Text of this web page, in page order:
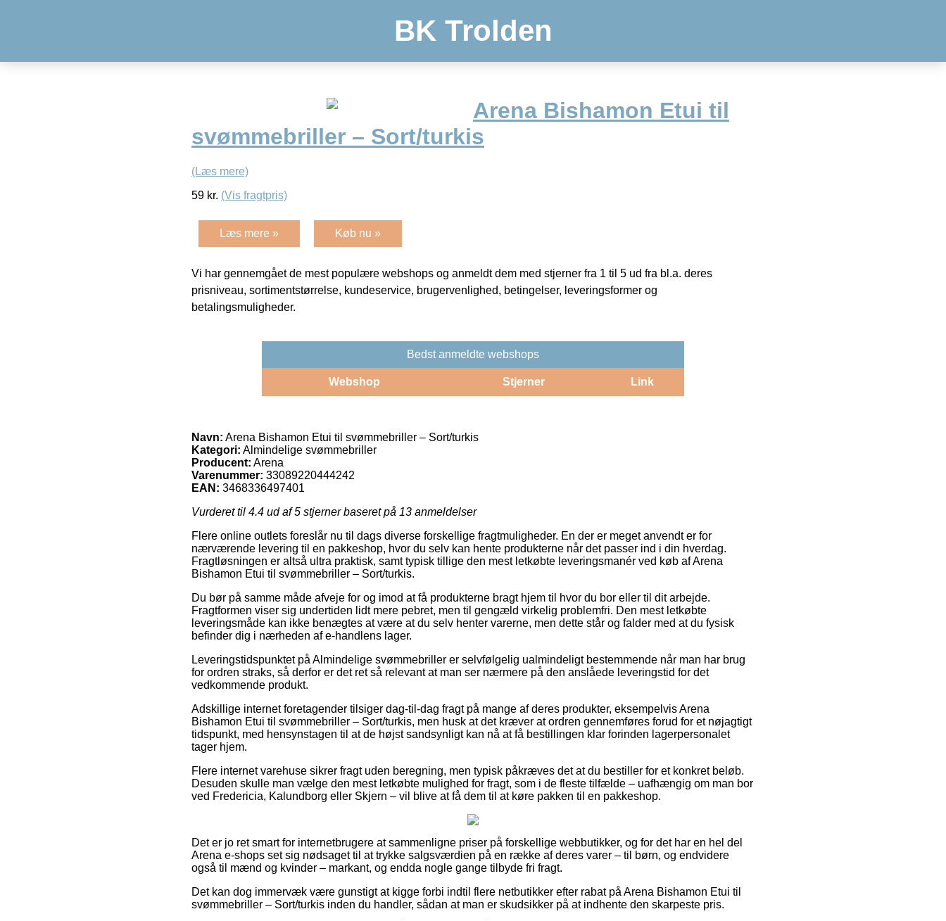
BK Trolden
Arena Bishamon Etui til
svømmebriller – Sort/turkis
(Læs mere)
59 kr. (Vis fragtpris)
Læs mere » Køb nu »
Vi har gennemgået de mest populære webshops og anmeldt dem med stjerner fra 1 til 5 ud fra bl.a. deres
prisniveau, sortimentstørrelse, kundeservice, brugervenlighed, betingelser, leveringsformer og
betalingsmuligheder.
Bedst anmeldte webshops
Webshop Stjerner Link
Navn: Arena Bishamon Etui til svømmebriller – Sort/turkis
Kategori: Almindelige svømmebriller
Producent: Arena
Varenummer: 33089220444242
EAN: 3468336497401
Vurderet til 4.4 ud af 5 stjerner baseret på 13 anmeldelser
Flere online outlets foreslår nu til dags diverse forskellige fragtmuligheder. En der er meget anvendt er for
nærværende levering til en pakkeshop, hvor du selv kan hente produkterne når det passer ind i din hverdag.
Fragtløsningen er altså ultra praktisk, samt typisk tillige den mest letkøbte leveringsmanér ved køb af Arena
Bishamon Etui til svømmebriller – Sort/turkis.
Du bør på samme måde afveje for og imod at få produkterne bragt hjem til hvor du bor eller til dit arbejde.
Fragtformen viser sig undertiden lidt mere pebret, men til gengæld virkelig problemfri. Den mest letkøbte
leveringsmåde kan ikke benægtes at være at du selv henter varerne, men dette står og falder med at du fysisk
befinder dig i nærheden af e-handlens lager.
Leveringstidspunktet på Almindelige svømmebriller er selvfølgelig ualmindeligt bestemmende når man har brug
for ordren straks, så derfor er det ret så relevant at man ser nærmere på den anslåede leveringstid for det
vedkommende produkt.
Adskillige internet foretagender tilsiger dag-til-dag fragt på mange af deres produkter, eksempelvis Arena
Bishamon Etui til svømmebriller – Sort/turkis, men husk at det kræver at ordren gennemføres forud for et nøjagtigt
tidspunkt, med hensynstagen til at de højst sandsynligt kan nå at få bestillingen klar forinden lagerpersonalet
tager hjem.
Flere internet varehuse sikrer fragt uden beregning, men typisk påkræves det at du bestiller for et konkret beløb.
Desuden skulle man vælge den mest letkøbte mulighed for fragt, som i de fleste tilfælde – uafhængig om man bor
ved Fredericia, Kalundborg eller Skjern – vil blive at få dem til at køre pakken til en pakkeshop.
Det er jo ret smart for internetbrugere at sammenligne priser på forskellige webbutikker, og for det har en hel del
Arena e-shops set sig nødsaget til at trykke salgsværdien på en række af deres varer – til børn, og endvidere
også til mænd og kvinder – markant, og endda nogle gange tilbyde fri fragt.
Det kan dog immervæk være gunstigt at kigge forbi indtil flere netbutikker efter rabat på Arena Bishamon Etui til
svømmebriller – Sort/turkis inden du handler, sådan at man er skudsikker på at indhente den skarpeste pris.